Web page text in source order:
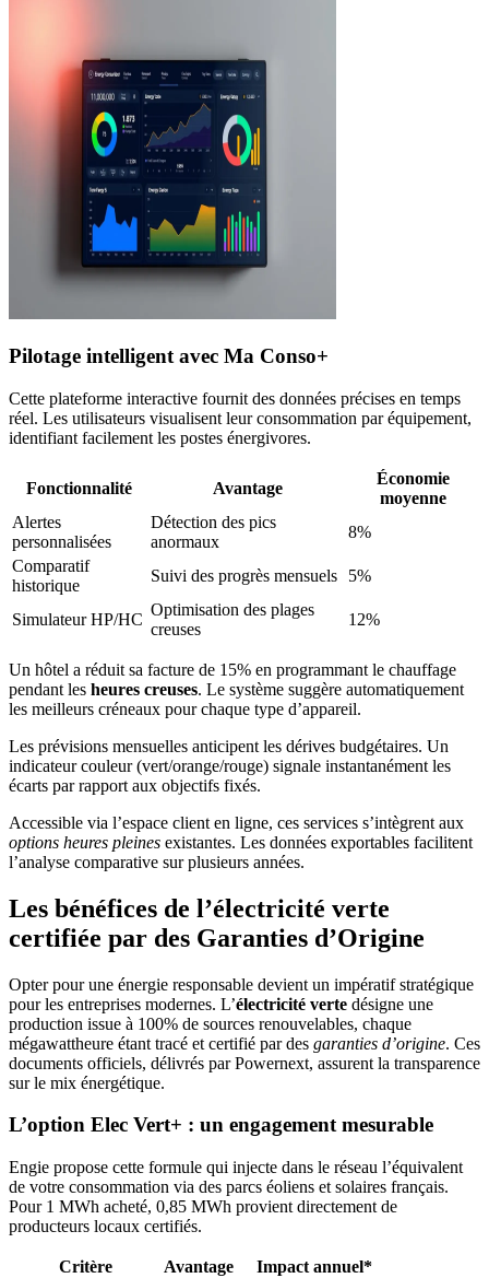
Pilotage intelligent avec Ma Conso+
Cette plateforme interactive fournit des données précises en temps
réel. Les utilisateurs visualisent leur consommation par équipement,
identifiant facilement les postes énergivores.
Fonctionnalité Avantage
Économie
moyenne
Alertes
personnalisées
Détection des pics
anormaux
8%
Comparatif
historique
Suivi des progrès mensuels 5%
Simulateur HP/HC
Optimisation des plages
creuses
12%
Un hôtel a réduit sa facture de 15% en programmant le chauffage
pendant les heures creuses. Le système suggère automatiquement
les meilleurs créneaux pour chaque type d’appareil.
Les prévisions mensuelles anticipent les dérives budgétaires. Un
indicateur couleur (vert/orange/rouge) signale instantanément les
écarts par rapport aux objectifs fixés.
Accessible via l’espace client en ligne, ces services s’intègrent aux
options heures pleines existantes. Les données exportables facilitent
l’analyse comparative sur plusieurs années.
Les bénéfices de l’électricité verte
certifiée par des Garanties d’Origine
Opter pour une énergie responsable devient un impératif stratégique
pour les entreprises modernes. L’électricité verte désigne une
production issue à 100% de sources renouvelables, chaque
mégawattheure étant tracé et certifié par des garanties d’origine. Ces
documents officiels, délivrés par Powernext, assurent la transparence
sur le mix énergétique.
L’option Elec Vert+ : un engagement mesurable
Engie propose cette formule qui injecte dans le réseau l’équivalent
de votre consommation via des parcs éoliens et solaires français.
Pour 1 MWh acheté, 0,85 MWh provient directement de
producteurs locaux certifiés.
Critère Avantage
Impact annuel*